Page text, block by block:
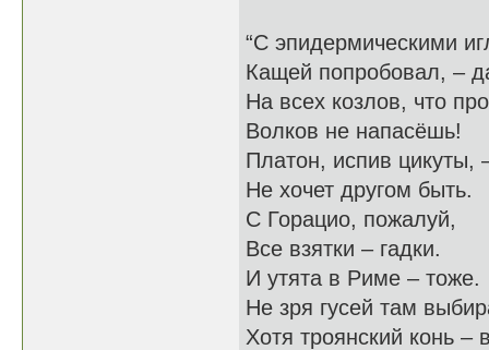
“С эпидермическими
Кащей попробовал, –
На всех козлов, что
Волков не напасёшь!
Платон, испив цикуты,
Не хочет другом быть.
С Горацио, пожалуй,
Все взятки – гадки.
И утята в Риме – тоже.
Не зря гусей там
Хотя троянский конь –